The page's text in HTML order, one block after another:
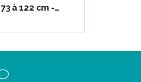
à 122 cm -…